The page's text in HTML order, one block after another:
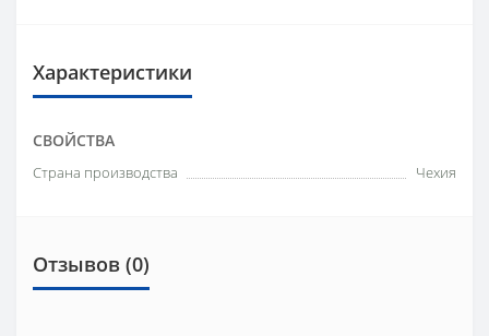
Характеристики
СВОЙСТВА
Страна производства Чехия
Отзывов (0)